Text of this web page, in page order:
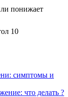
понижает
10
симптомы и
что делать ?